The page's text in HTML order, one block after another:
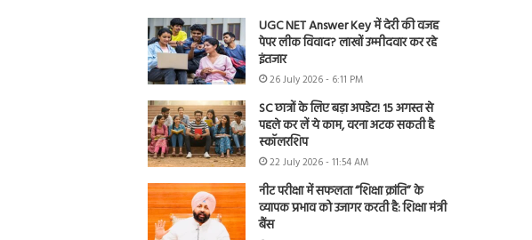
UGC NET Answer Key में देरी की वजह
पेपर लीक विवाद? लाखों उम्मीदवार कर रहे
इंतजार
26 July 2026 - 6:11 PM
SC छात्रों के लिए बड़ा अपडेट! 15 अगस्त से
पहले कर लें ये काम, वरना अटक सकती है
स्कॉलरशिप
22 July 2026 - 11:54 AM
नीट परीक्षा में सफलता “शिक्षा क्रांति” के
व्यापक प्रभाव को उजागर करती है: शिक्षा मंत्री
बैंस